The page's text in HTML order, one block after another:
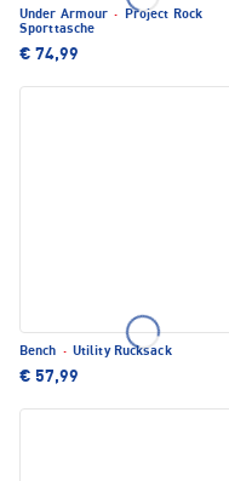
Under Armour ·
Project Rock
Sporttasche
€ 74,99
Bench · Utility Rucksack
€ 57,99